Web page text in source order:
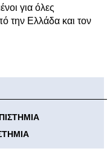
για όλες
την Ελλάδα και τον